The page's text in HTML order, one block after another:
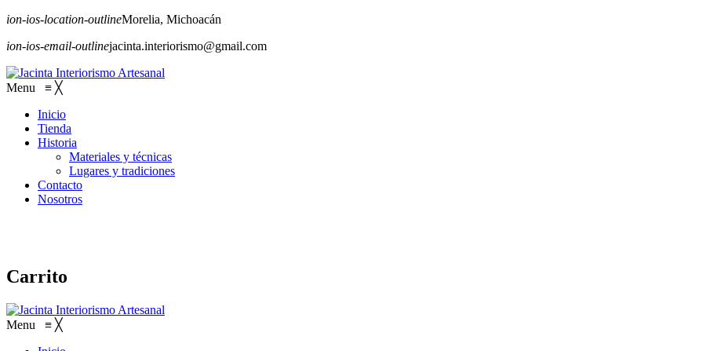
ion-ios-location-outlineMorelia, Michoacán
ion-ios-email-outlinejacinta.interiorismo@gmail.com
Menu ≡ ╳
Inicio
Tienda
Historia
Materiales y técnicas
Lugares y tradiciones
Contacto
Nosotros
Carrito
Menu ≡ ╳